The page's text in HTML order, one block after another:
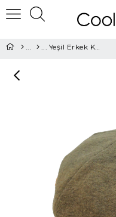
Yeşil Erkek Kasket Şapka